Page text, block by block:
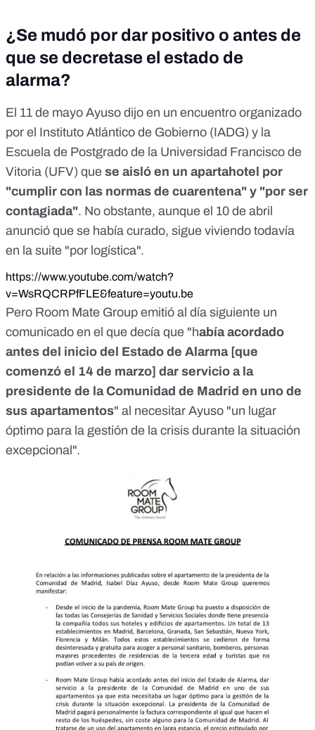
¿Se mudó por dar positivo o antes de
que se decretase el estado de
alarma?
El 11 de mayo Ayuso dijo en un encuentro organizado
por el Instituto Atlántico de Gobierno (IADG) y la
Escuela de Postgrado de la Universidad Francisco de
Vitoria (UFV) que se aisló en un apartahotel por
"cumplir con las normas de cuarentena" y "por ser
contagiada". No obstante, aunque el 10 de abril
anunció que se había curado, sigue viviendo todavía
en la suite "por logística".
https://www.youtube.com/watch?
v=WsRQCRPfFLE&feature=youtu.be
Pero Room Mate Group emitió al día siguiente un
comunicado en el que decía que "había acordado
antes del inicio del Estado de Alarma [que
comenzó el 14 de marzo] dar servicio a la
presidente de la Comunidad de Madrid en uno de
sus apartamentos" al necesitar Ayuso "un lugar
óptimo para la gestión de la crisis durante la situación
excepcional".